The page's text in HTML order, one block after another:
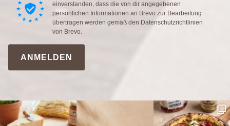
einverstanden, dass die von dir angegebenen
persönlichen Informationen an Brevo zur Bearbeitung
übertragen werden gemäß den Datenschutzrichtlinien
von Brevo.
ANMELDEN